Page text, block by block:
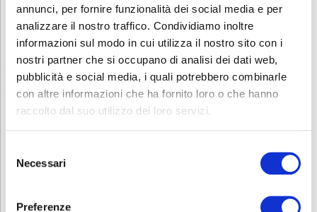
annunci, per fornire funzionalità dei social media e per
analizzare il nostro traffico. Condividiamo inoltre
informazioni sul modo in cui utilizza il nostro sito con i
nostri partner che si occupano di analisi dei dati web,
pubblicità e social media, i quali potrebbero combinarle
con altre informazioni che ha fornito loro o che hanno
raccolto dal suo utilizzo dei loro servizi.
delNecessari
Preferenze
l’italiano.
Questa verifica può avvenire tramite:
una dichiarazione scrittada parte dell’azienda che attesti la
conoscenza della lingua da parte del lavoratore
un test di comprensione linguistica, somministrato prima
dell’inizio del corso
Contatti
0353693707 o mandate una mail a
corsi.sicurezza@abf.eu